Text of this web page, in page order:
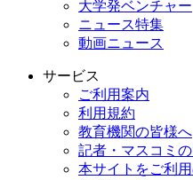
大学発ベンチャー
ニュース特集
動画ニュース
サービス
ご利用案内
利用規約
教育機関の皆様へ
記者・マスコミ
本サイトをご利